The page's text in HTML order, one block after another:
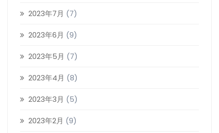
2023年7月 (7)
2023年6月 (9)
2023年5月 (7)
2023年4月 (8)
2023年3月 (5)
2023年2月 (9)